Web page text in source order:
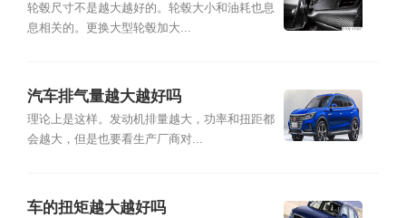
轮毂尺寸不是越大越好的。轮毂大小和油耗也息
息相关的。更换大型轮毂加大...
汽车排气量越大越好吗
理论上是这样。发动机排量越大，功率和扭距都
会越大，但是也要看生产厂商对...
车的扭矩越大越好吗